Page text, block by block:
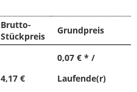
Brutto-
Stückpreis
Grundpreis
4,17 €
0,07 € * /
Laufende(r)